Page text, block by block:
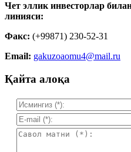
Чет эллик инвесторлар
линияси:
Факс: (+99871) 230-52-31
Email: gakuzoaomu4@mail.ru
Қайта алоқа